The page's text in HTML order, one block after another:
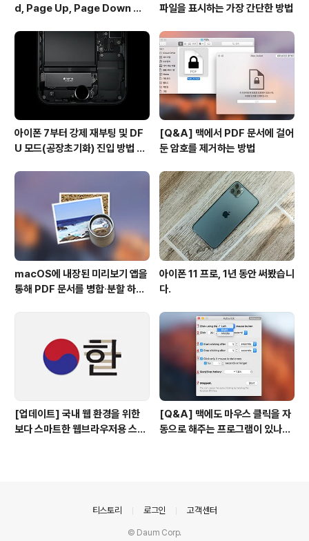
d, Page Up, Page Down 키
파일을 표시하는 가장 간단한 방법
아이폰 7부터 강제 재부팅 및 DF
U 모드(공장초기화) 진입 방법 변
[Q&A] 맥에서 PDF 문서에 걸어
둔 암호를 제거하는 방법
macOS에 내장된 미리보기 앱을
통해 PDF 문서를 병합∙분할 하는
아이폰 11 프로, 1년 동안 써봤습니
다.
[업데이트] 국내 웹 환경을 위한
보다 스마트한 웹브라우저용 스타
[Q&A] 맥에도 마우스 클릭을 자
동으로 해주는 프로그램이 있나
티스토리 로그인 고객센터
© Daum Corp.